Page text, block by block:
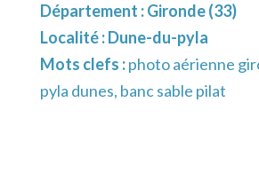
Département :Gironde (33)
Localité :Dune-du-pyla
Mots clefs :photo aérienne
pyla dunes, banc sable pilat